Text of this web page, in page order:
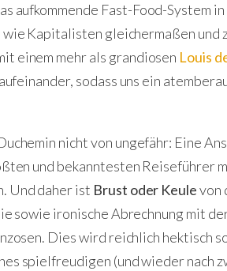
aufkommende Fast-Food-System
Kapitalisten gleichermaßen und
einem mehr als grandiosen Louis
sodass uns ein
nicht von ungefähr: Eine
und bekanntesten Reiseführer
Und daher ist Brust oder Keulevon
sowie ironische Abrechnung mit
Dies wird reichlich hektisch
spielfreudigen (und wieder nach